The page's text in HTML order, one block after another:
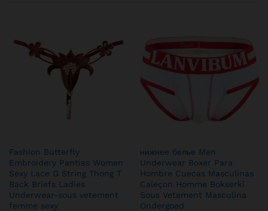
Fashion Butterfly
Embroidery Panties Women
Sexy Lace G String Thong T
Back Briefs Ladies
Underwear-sous vetement
femme sexy
нижнее белье Men
Underwear Boxer Para
Hombre Cuecas Masculinas
Caleçon Homme Bokserki
Sous Vetement Masculina
Ondergoed